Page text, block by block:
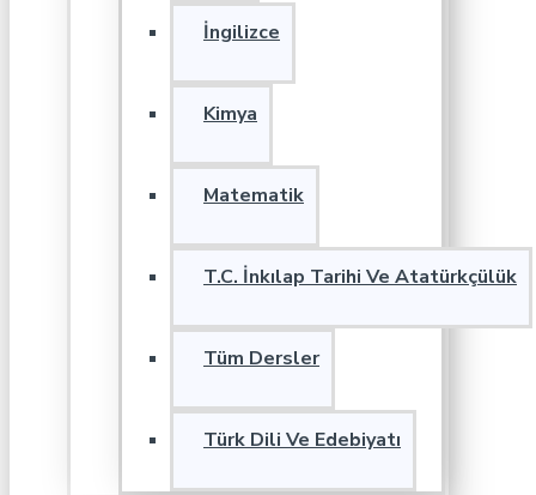
İngilizce
Kimya
Matematik
T.C. İnkılap Tarihi Ve Atatürkçülük
Tüm Dersler
Türk Dili Ve Edebiyatı